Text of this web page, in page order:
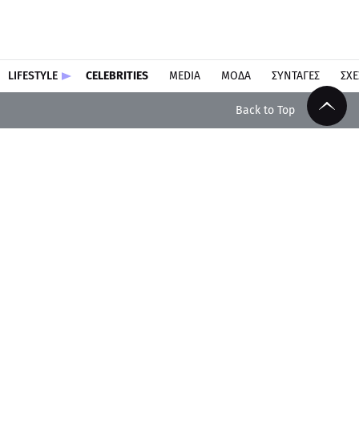
LIFESTYLE CELEBRITIES MEDIA ΜΟΔΑ ΣΥΝΤΑΓΕΣ
Back to Top